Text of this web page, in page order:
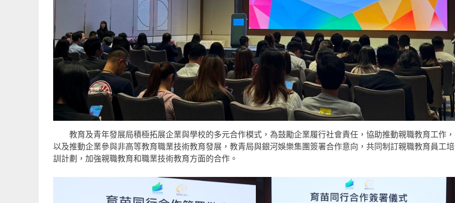
教育及青年發展局積極拓展企業與學校的多元合作模式，為鼓勵企業履行社會責任，協助推動親職教育工作，
以及推動企業參與非高等教育職業技術教育發展，教青局與銀河娛樂集團簽署合作意向，共同制訂親職教育員工培
訓計劃，加強親職教育和職業技術教育方面的合作。